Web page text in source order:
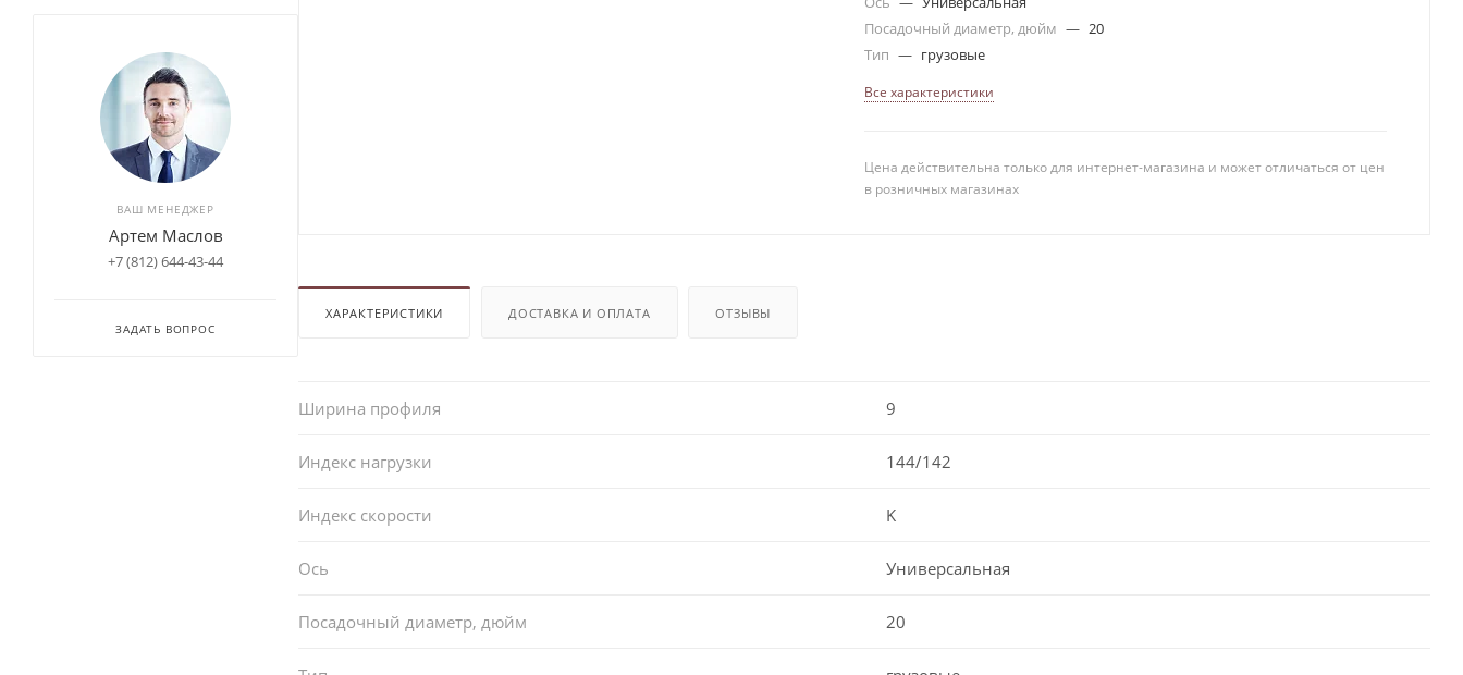
Посадочный диаметр, дюйм — 20
Тип — грузовые
Все характеристики
Цена действительна только для интернет-магазина и может отличаться от цен
в розничных магазинах
ХАРАКТЕРИСТИКИ ДОСТАВКА И ОПЛАТА ОТЗЫВЫ
Ширина профиля 9
Индекс нагрузки 144/142
Индекс скорости K
Ось Универсальная
Посадочный диаметр, дюйм 20
ВАШ МЕНЕДЖЕР
Артем Маслов
+7 (812) 644-43-44
ЗАДАТЬ ВОПРОС